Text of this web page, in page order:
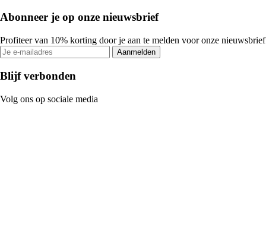
Abonneer je op onze nieuwsbrief
Profiteer van 10% korting door je aan te melden voor onze nieuwsbrief
Aanmelden
Blijf verbonden
Volg ons op sociale media